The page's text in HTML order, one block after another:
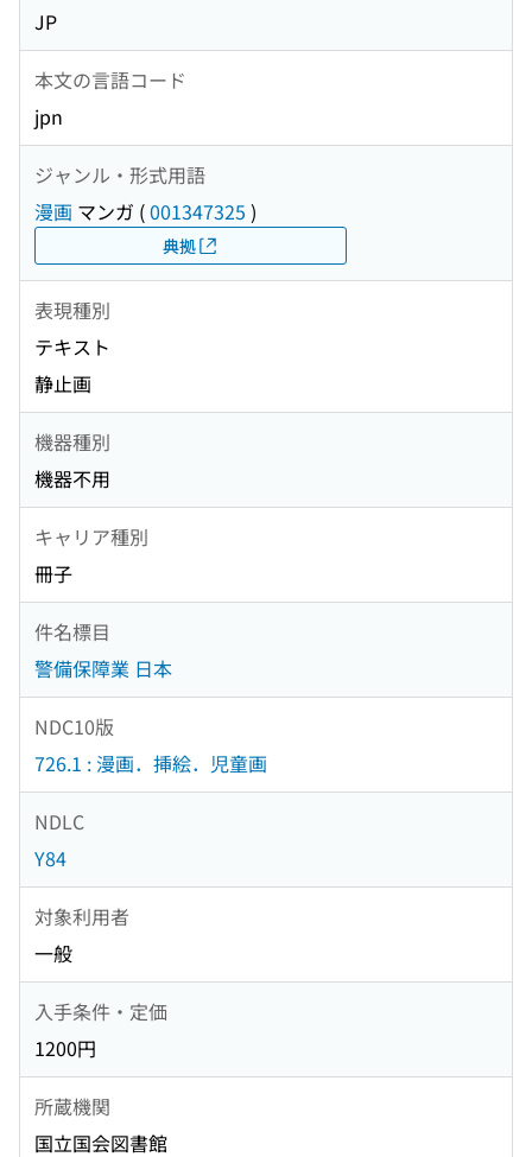
JP
本文の言語コード
jpn
ジャンル・形式用語
漫画 マンガ (001347325 )
典拠
表現種別
テキスト
静止画
機器種別
機器不用
キャリア種別
冊子
件名標目
警備保障業 日本
NDC10版
726.1 : 漫画．挿絵．児童画
NDLC
Y84
対象利用者
一般
入手条件・定価
1200円
所蔵機関
国立国会図書館